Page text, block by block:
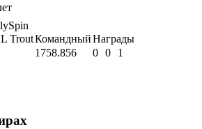
TroutКомандныйНаграды
1758.856 0 0 1